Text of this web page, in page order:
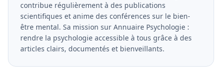
contribue régulièrement à des publications
scientifiques et anime des conférences sur le bien-
être mental. Sa mission sur Annuaire Psychologie :
rendre la psychologie accessible à tous grâce à des
articles clairs, documentés et bienveillants.